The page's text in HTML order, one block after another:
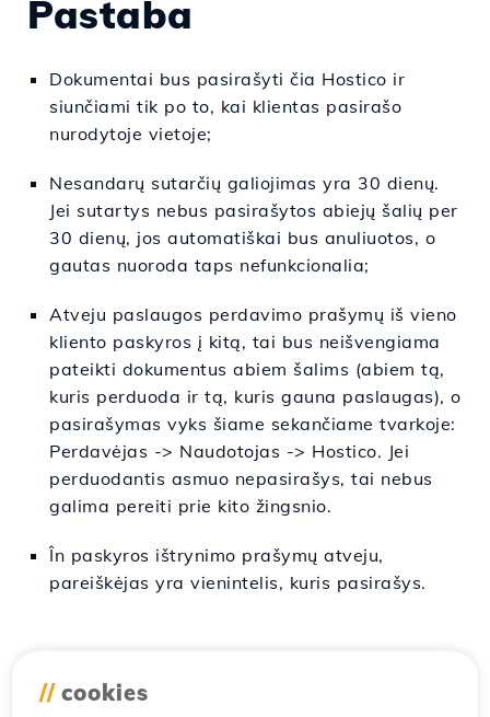
Pastaba
Dokumentai bus pasirašyti čia Hostico ir
siunčiami tik po to, kai klientas pasirašo
nurodytoje vietoje;
Nesandarų sutarčių galiojimas yra 30 dienų.
Jei sutartys nebus pasirašytos abiejų šalių per
30 dienų, jos automatiškai bus anuliuotos, o
gautas nuoroda taps nefunkcionalia;
Atveju paslaugos perdavimo prašymų iš vieno
kliento paskyros į kitą, tai bus neišvengiama
pateikti dokumentus abiem šalims (abiem tą,
kuris perduoda ir tą, kuris gauna paslaugas), o
pasirašymas vyks šiame sekančiame tvarkoje:
Perdavėjas -> Naudotojas -> Hostico. Jei
perduodantis asmuo nepasirašys, tai nebus
galima pereiti prie kito žingsnio.
În paskyros ištrynimo prašymų atveju,
pareiškėjas yra vienintelis, kuris pasirašys.
// cookies